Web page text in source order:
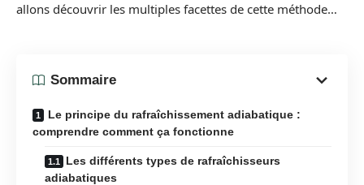
allons découvrir les multiples facettes de cette méthode…
Sommaire
Le principe du rafraîchissement adiabatique :
comprendre comment ça fonctionne
Les différents types de rafraîchisseurs
adiabatiques